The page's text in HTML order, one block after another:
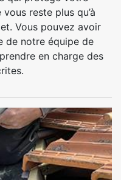
reste plus qu’à
Vous pouvez avoir
de notre équipe de
en charge des